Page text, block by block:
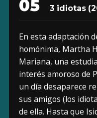
05 3 idiotas
En esta adaptación
homónima, Martha
Mariana, una
interés amoroso de
un día desaparece
sus amigos (los
de ella. Hasta que